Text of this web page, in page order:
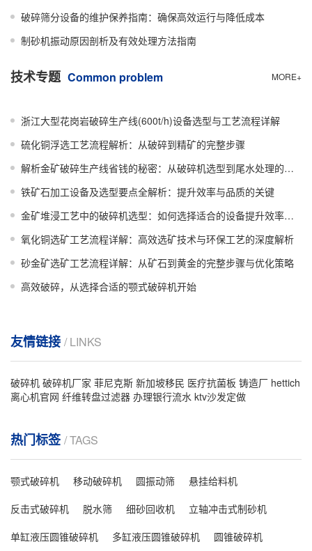
破碎筛分设备的维护保养指南：确保高效运行与降低成本
制砂机振动原因剖析及有效处理方法指南
MORE+
技术专题 Common problem
浙江大型花岗岩破碎生产线(600t/h)设备选型与工艺流程详解
硫化铜浮选工艺流程解析：从破碎到精矿的完整步骤
解析金矿破碎生产线省钱的秘密：从破碎机选型到尾水处理的节能技巧
铁矿石加工设备及选型要点全解析：提升效率与品质的关键
金矿堆浸工艺中的破碎机选型：如何选择适合的设备提升效率与收益
氧化铜选矿工艺流程详解：高效选矿技术与环保工艺的深度解析
砂金矿选矿工艺流程详解：从矿石到黄金的完整步骤与优化策略
高效破碎，从选择合适的颚式破碎机开始
友情链接 / LINKS
破碎机 破碎机厂家 菲尼克斯 新加坡移民 医疗抗菌板 铸造厂 hettich
离心机官网 纤维转盘过滤器 办理银行流水 ktv沙发定做
热门标签/ TAGS
颚式破碎机 移动破碎机 圆振动筛
悬挂给料机
反击式破碎机
脱水筛 细砂回收机
立轴冲击式制砂机
单缸液压圆锥破碎机
多缸液压圆锥破碎机
圆锥破碎机